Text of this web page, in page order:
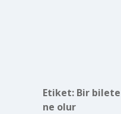
Etiket: Bir
ne olur